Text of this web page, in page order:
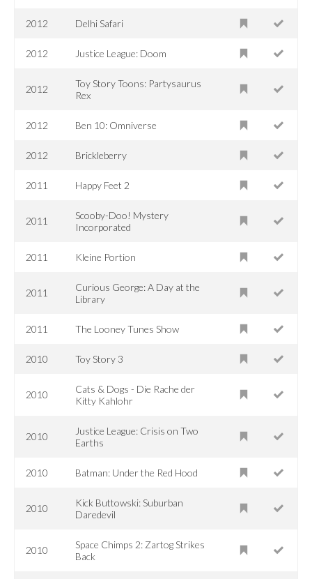
2012 Delhi Safari
2012 Justice League: Doom
2012
Toy Story Toons: Partysaurus
Rex
2012 Ben 10: Omniverse
2012 Brickleberry
2011 Happy Feet 2
2011
Scooby-Doo! Mystery
Incorporated
2011 Kleine Portion
2011
Curious George: A Day at the
Library
2011 The Looney Tunes Show
2010 Toy Story 3
2010
Cats & Dogs - Die Rache der
Kitty Kahlohr
2010
Justice League: Crisis on Two
Earths
2010 Batman: Under the Red Hood
2010
Kick Buttowski: Suburban
Daredevil
2010
Space Chimps 2: Zartog Strikes
Back